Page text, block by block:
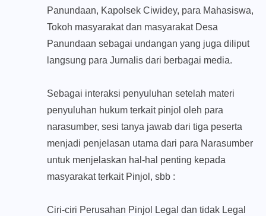
Panundaan, Kapolsek Ciwidey, para Mahasiswa,
Tokoh masyarakat dan masyarakat Desa
Panundaan sebagai undangan yang juga diliput
langsung para Jurnalis dari berbagai media.
Sebagai interaksi penyuluhan setelah materi
penyuluhan hukum terkait pinjol oleh para
narasumber, sesi tanya jawab dari tiga peserta
menjadi penjelasan utama dari para Narasumber
untuk menjelaskan hal-hal penting kepada
masyarakat terkait Pinjol, sbb :
Ciri-ciri Perusahan Pinjol Legal dan tidak Legal